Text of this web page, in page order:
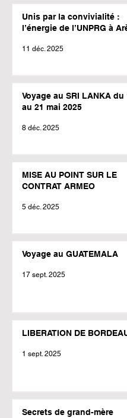
Unis par la convivialité :
l’énergie de l’UNPRG à
11 déc. 2025
Voyage au SRI LANKA du
au 21 mai 2025
8 déc. 2025
MISE AU POINT SUR LE
CONTRAT ARMEO
5 déc. 2025
Voyage au GUATEMALA
17 sept. 2025
LIBERATION DE
1 sept. 2025
Secrets de grand-mère